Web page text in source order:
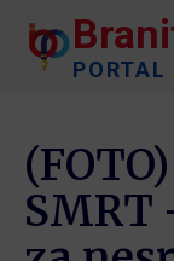
PORTAL
SMRT